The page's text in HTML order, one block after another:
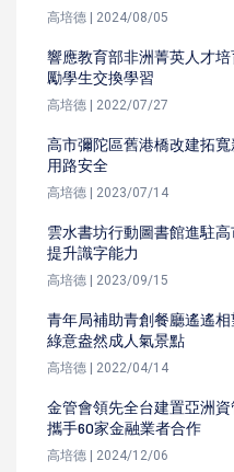
高培德 | 2024/08/05
響應教育部非洲菁英人才
勵學生交換學習
高培德 | 2022/07/27
高市彌陀區舊港橋改建拓
用路安全
高培德 | 2023/07/14
雲水書坊行動圖書館進駐
提升識字能力
高培德 | 2023/09/15
青年局補助青創餐廳遙遙
綠意盎然成人氣景點
高培德 | 2022/04/14
金管會領先全台建置亞洲
攜手60家金融業者合作
高培德 | 2024/12/06